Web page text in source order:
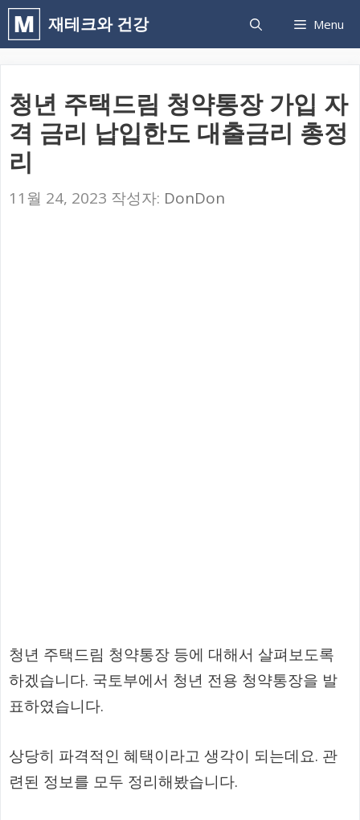
컨
텐
로
건
너
뛰
기
재테크와 건강 Menu
청년 주택드림 청약통장 가입 자
격 금리 납입한도 대출금리 총정
리
11월 24, 2023 작성자: DonDon
청년 주택드림 청약통장 등에 대해서 살펴보도록
하겠습니다. 국토부에서 청년 전용 청약통장을 발
표하였습니다.
상당히 파격적인 혜택이라고 생각이 되는데요. 관
련된 정보를 모두 정리해봤습니다.